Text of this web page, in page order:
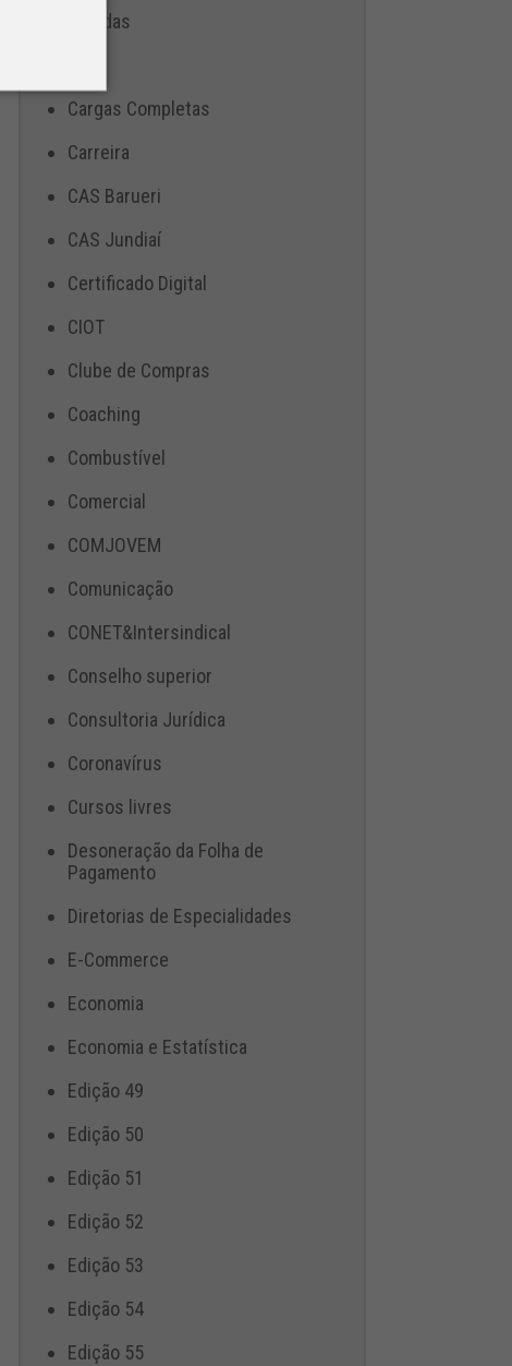
Bebidas
Cargas Completas
Carreira
CAS Barueri
CAS Jundiaí
Certificado Digital
CIOT
Clube de Compras
Coaching
Combustível
Comercial
COMJOVEM
Comunicação
CONET&Intersindical
Conselho superior
Consultoria Jurídica
Coronavírus
Cursos livres
Desoneração da Folha de
Pagamento
Diretorias de Especialidades
E-Commerce
Economia
Economia e Estatística
Edição 49
Edição 50
Edição 51
Edição 52
Edição 53
Edição 54
Edição 55